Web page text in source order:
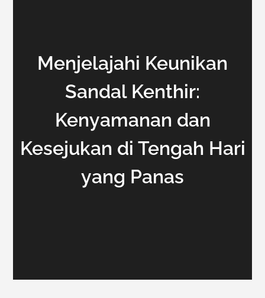
Menjelajahi Keunikan
Sandal Kenthir:
Kenyamanan dan
Kesejukan di Tengah Hari
yang Panas